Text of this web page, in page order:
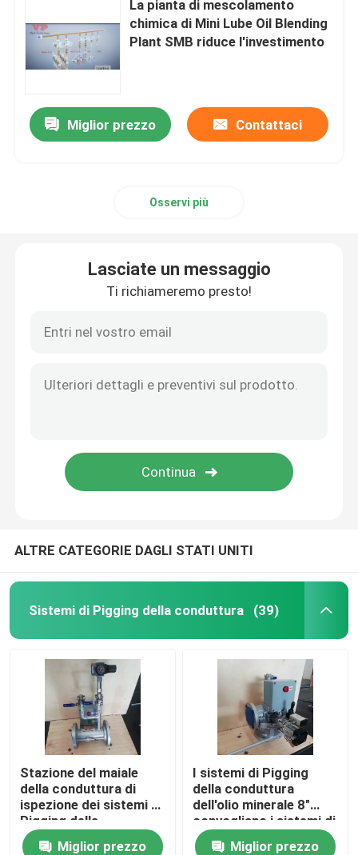
La pianta di mescolamento
chimica di Mini Lube Oil Blending
Plant SMB riduce l'investimento
Miglior prezzo Contattaci
Osservi più
Lasciate un messaggio
Ti richiameremo presto!
ALTRE CATEGORIE DAGLI STATI UNITI
Sistemi di Pigging della conduttura (39)
Stazione del maiale
della conduttura di
ispezione dei sistemi di
Pigging della
conduttura di WCB
Miglior prezzo
I sistemi di Pigging
della conduttura
dell'olio minerale 8"
convogliano i sistemi di
pulizia di Pigging
Miglior prezzo